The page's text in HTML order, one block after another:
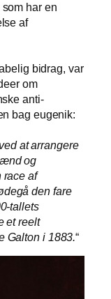
har en
af
bidrag, var
om
anti-
bag eugenik:
at arrangere
og
race af
den fare
tallets
et reelt
Galton i 1883.“